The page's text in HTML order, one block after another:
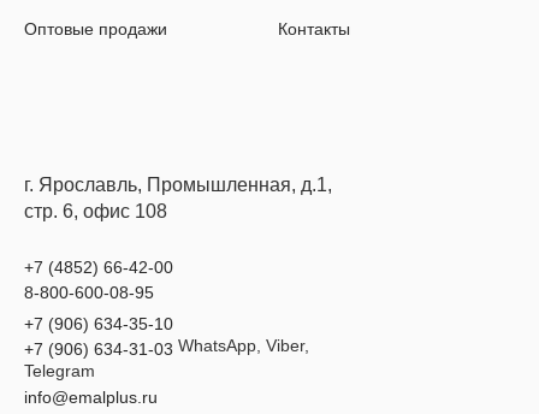
Оптовые продажи Контакты
г. Ярославль, Промышленная, д.1,
стр. 6, офис 108
+7 (4852) 66-42-00
8-800-600-08-95
+7 (906) 634-35-10
+7 (906) 634-31-03 WhatsApp, Viber,
Telegram
info@emalplus.ru